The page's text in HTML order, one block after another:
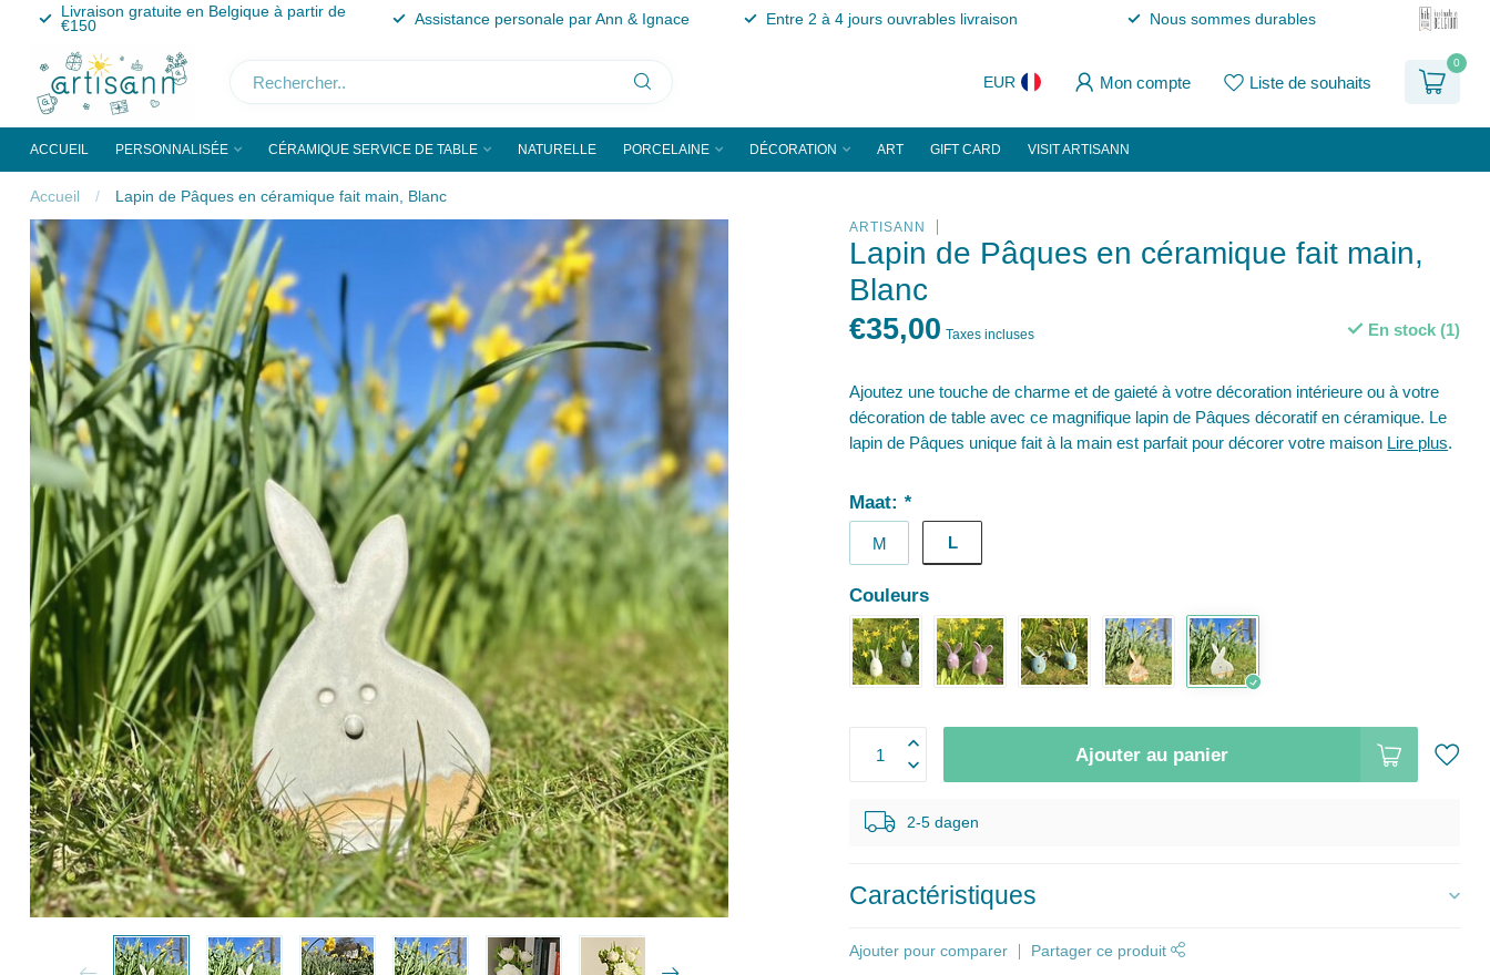
Livraison gratuite en Belgique à partir de
€150
Assistance personale par Ann & Ignace Entre 2 à 4 jours ouvrables livraison Nous sommes durables
EUR Mon compte Liste de souhaits
0
ACCUEIL PERSONNALISÉE CÉRAMIQUE SERVICE DE TABLE NATURELLE PORCELAINE DÉCORATION ART GIFT CARD VISIT ARTISANN
Accueil / Lapin de Pâques en céramique fait main, Blanc
ARTISANN
Lapin de Pâques en céramique fait main,
Blanc
€35,00 Taxes incluses En stock (1)
Ajoutez une touche de charme et de gaieté à votre décoration intérieure ou à votre
décoration de table avec ce magnifique lapin de Pâques décoratif en céramique. Le
lapin de Pâques unique fait à la main est parfait pour décorer votre maison Lire plus.
Maat:*
M L
Couleurs
Ajouter au panier
2-5 dagen
Caractéristiques
Ajouter pour comparer Partager ce produit